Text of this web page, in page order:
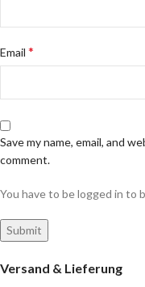
Email *
Save my name, email, and
comment.
You have to be logged in to
Versand & Lieferung